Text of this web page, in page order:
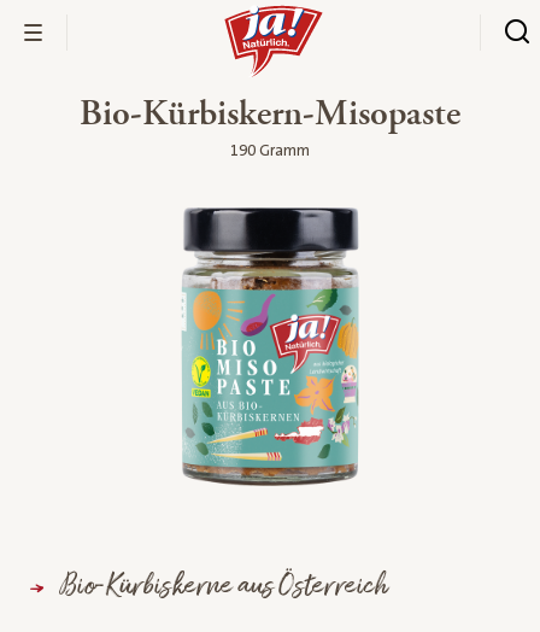
Bio-Kürbiskern-Misopaste
190 Gramm
Bio-Kürbiskerne aus Österreich